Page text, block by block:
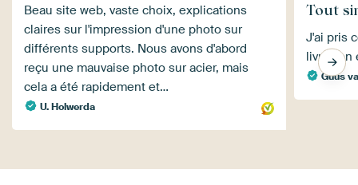
Beau site web, vaste choix, explications
claires sur l'impression d'une photo sur
différents supports. Nous avons d'abord
reçu une mauvaise photo sur acier, mais
cela a été rapidement et…
U. Holwerda
Tout
J'ai pris
livraison
Guus